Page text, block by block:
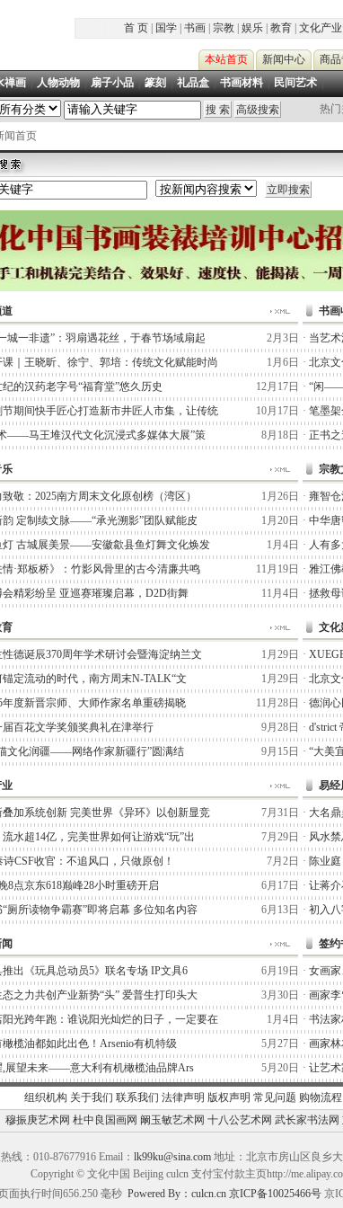
首 页| 国学| 书画| 宗教| 娱乐| 教育| 文化产业
本站首页 新闻中心 商
禅画|人物动物|扇子小品|篆刻 |礼品盒|书画材料|民间艺术|
热门
闻首页
道
城一非遗”：羽扇遇花丝，于春节场域扇起
2月3日
｜王晓昕、徐宁、郭培：传统文化赋能时尚
1月6日
的汉药老字号“福育堂”悠久历史
12月17日
节期间快手匠心打造新市井匠人市集，让传统
10月17日
——马王堆汉代文化沉浸式多媒体大展”策 8月18日
书画
· 当艺
· 北京
· “闲——
· 笔墨
· 正书
敬：2025南方周末文化原创榜（湾区）
1月26日
韵 定制续文脉——“承光溯影”团队赋能皮
1月20日
灯 古城展美景——安徽歙县鱼灯舞文化焕发
1月4日
情·郑板桥》：竹影风骨里的古今清廉共鸣
11月19日
会精彩纷呈 亚巡赛璀璨启幕，D2D街舞 11月4日
宗教
· 雍智
· 中华
· 人有
· 雅江
· 拯救
德诞辰370周年学术研讨会暨海淀纳兰文
1月29日
定流动的时代，南方周末N-TALK“文
1月29日
年度新晋宗师、大师作家名单重磅揭晓
11月28日
届百花文学奖颁奖典礼在津举行
9月28日
文化润疆——网络作家新疆行”圆满结 9月15日
文化
·
· 北京
· 德润
· d'strict
· “大美
叠加系统创新 完美世界《异环》以创新显竞
7月31日
流水超14亿，完美世界如何让游戏“玩”出
7月29日
CSF收官：不追风口，只做原创！
7月2日
8点京东618巅峰28小时重磅开启
6月17日
厕所读物争霸赛”即将启幕 多位知名内容 6月13日
易经
· 大名
· 风水
· 陈业
· 让蒋介
· 初入
出《玩具总动员5》联名专场 IP文具6
6月19日
态之力共创产业新势“头” 爱普生打印头大
3月30日
阳光跨年跑：谁说阳光灿烂的日子，一定要在
1月4日
榄油都如此出色！Arsenio有机特级
5月27日
,展望未来——意大利有机橄榄油品牌Ars 5月20日
签约
· 女画
· 画家
· 书法
· 画家
· 让艺
组织机构 关于我们 联系我们 法律声明 版权声明 常见问题 购物流程
穆振庚艺术网 杜中良国画网 阚玉敏艺术网 十八公艺术网 武长家书法网
线：010-87677916 Email： lk99ku@sina.com地址：北京市房山区良乡
Copyright © 文化中国 Beijing culcn 支付宝付款主页http://
面执行时间656.250 毫秒 Powered By：culcn.cn 京ICP备10025466号 京